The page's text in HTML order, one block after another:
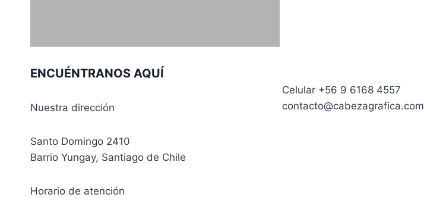
ENCUÉNTRANOS AQUÍ
Nuestra dirección
Santo Domingo 2410
Barrio Yungay, Santiago de Chile
Horario de atención
Celular +56 9 6168 4557
contacto@cabezagrafica.com